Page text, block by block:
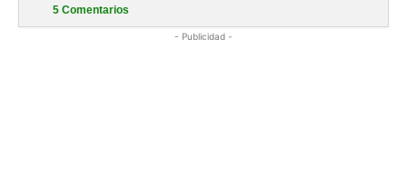
5 Comentarios
- Publicidad -